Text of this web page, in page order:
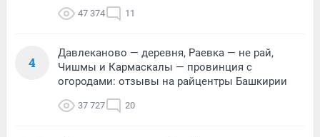
47 374 11
4
Давлеканово — деревня, Раевка — не рай,
Чишмы и Кармаскалы — провинция с
огородами: отзывы на райцентры Башкирии
37 727 20